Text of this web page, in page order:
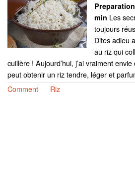
min Les
toujours
Dites adieu
au riz qui
cuillère ! Aujourd’hui, j’ai vraiment
peut obtenir un riz tendre, léger et
Comment
Riz